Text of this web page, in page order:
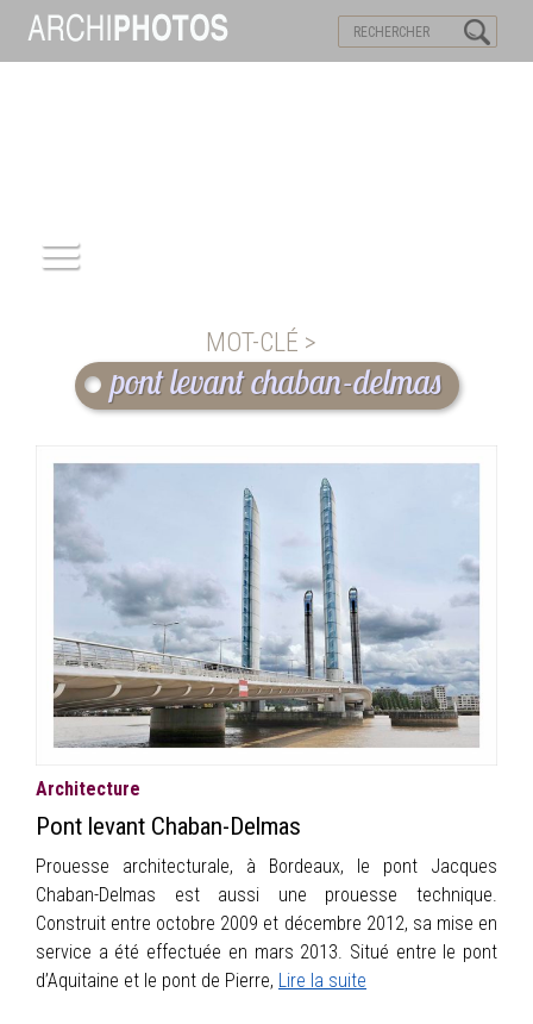
ARCHITECTURE
REPORTAGE
INFOS
PORTFOLIO
CONTACT
MOT-CLÉ >
pont levant chaban-delmas
Architecture
Pont levant Chaban-Delmas
Prouesse architecturale, à Bordeaux, le pont Jacques
Chaban-Delmas est aussi une prouesse technique.
Construit entre octobre 2009 et décembre 2012, sa mise en
service a été effectuée en mars 2013. Situé entre le pont
d’Aquitaine et le pont de Pierre, Lire la suite